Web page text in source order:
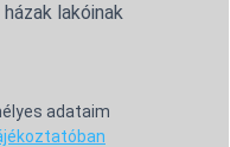
lakóinak
adataim